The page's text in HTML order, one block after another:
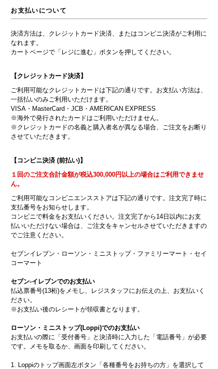
お支払いについて
決済方法は、クレジットカード決済、またはコンビニ決済がご利用に
なれます。
カートページで「レジに進む」ボタンを押してください。
【クレジットカード決済】
ご利用可能なクレジットカードは下記の通りです。お支払い方法は、
一括払いのみご利用いただけます。
VISA・MasterCard・JCB・AMERICAN EXPRESS
※海外で発行されたカードはご利用いただけません。
※クレジットカードの名義と購入者名が異なる場合、ご注文をお断り
させていただきます。
【コンビニ決済 (前払い)】
１回のご注文合計金額が税込300,000円以上の場合はご利用できませ
ん。
ご利用可能なコンビニエンスストアは下記の通りです。注文完了時に
支払番号をお知らせします。
コンビニで料金をお支払いください。注文完了から14日以内にお支
払いいただけない場合は、ご注文をキャンセルさせていただきますの
でご注意ください。
セブンイレブン・ローソン・ミニストップ・ファミリーマート・セイ
コーマート
セブン-イレブンでのお支払い
払込票番号(13桁)をメモし、レジスタッフにお伝えの上、お支払いく
ださい。
※お支払い後のレシートが領収書となります。
ローソン・ミニストップ(Loppi)でのお支払い
お支払いの際に「受付番号」と決済時に入力した「電話番号」が必要
です。メモを取るか、画面を印刷してください。
1. Loppiのトップ画面左ボタン「各種番号をお持ちの方」を選択して